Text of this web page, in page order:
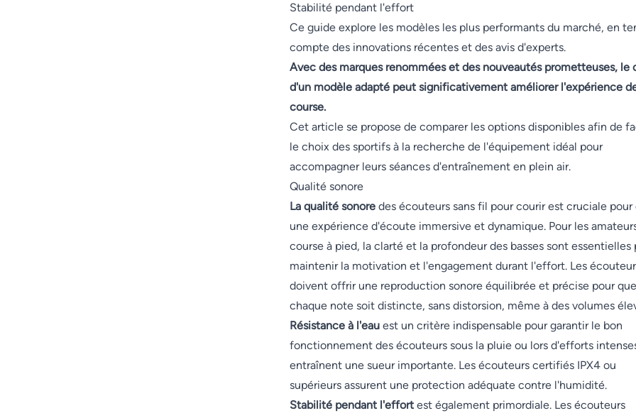
Stabilité pendant l'effort
Ce guide explore les modèles les plus performants du marché, en
compte des innovations récentes et des avis d'experts.
Avec des marques renommées et des nouveautés prometteuses, le
d'un modèle adapté peut significativement améliorer l'expérience
course.
Cet article se propose de comparer les options disponibles afin de
le choix des sportifs à la recherche de l'équipement idéal pour
accompagner leurs séances d'entraînement en plein air.
Qualité sonore
La qualité sonore des écouteurs sans fil pour courir est cruciale
une expérience d'écoute immersive et dynamique. Pour les
course à pied, la clarté et la profondeur des basses sont essentielles
maintenir la motivation et l'engagement durant l'effort. Les
doivent offrir une reproduction sonore équilibrée et précise pour que
chaque note soit distincte, sans distorsion, même à des volumes
Résistance à l'eau est un critère indispensable pour garantir le bon
fonctionnement des écouteurs sous la pluie ou lors d'efforts
entraînent une sueur importante. Les écouteurs certifiés IPX4 ou
supérieurs assurent une protection adéquate contre l'humidité.
Stabilité pendant l'effortest également primordiale. Les écouteurs